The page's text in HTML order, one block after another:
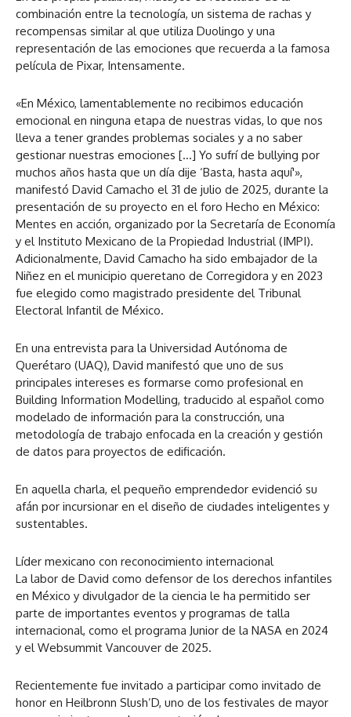
combinación entre la tecnología, un sistema de rachas y
recompensas similar al que utiliza Duolingo y una
representación de las emociones que recuerda a la famosa
película de Pixar, Intensamente.
«En México, lamentablemente no recibimos educación
emocional en ninguna etapa de nuestras vidas, lo que nos
lleva a tener grandes problemas sociales y a no saber
gestionar nuestras emociones […] Yo sufrí de bullying por
muchos años hasta que un día dije ‘Basta, hasta aquí'»,
manifestó David Camacho el 31 de julio de 2025, durante la
presentación de su proyecto en el foro Hecho en México:
Mentes en acción, organizado por la Secretaría de Economía
y el Instituto Mexicano de la Propiedad Industrial (IMPI).
Adicionalmente, David Camacho ha sido embajador de la
Niñez en el municipio queretano de Corregidora y en 2023
fue elegido como magistrado presidente del Tribunal
Electoral Infantil de México.
En una entrevista para la Universidad Autónoma de
Querétaro (UAQ), David manifestó que uno de sus
principales intereses es formarse como profesional en
Building Information Modelling, traducido al español como
modelado de información para la construcción, una
metodología de trabajo enfocada en la creación y gestión
de datos para proyectos de edificación.
En aquella charla, el pequeño emprendedor evidenció su
afán por incursionar en el diseño de ciudades inteligentes y
sustentables.
Líder mexicano con reconocimiento internacional
La labor de David como defensor de los derechos infantiles
en México y divulgador de la ciencia le ha permitido ser
parte de importantes eventos y programas de talla
internacional, como el programa Junior de la NASA en 2024
y el Websummit Vancouver de 2025.
Recientemente fue invitado a participar como invitado de
honor en Heilbronn Slush’D, uno de los festivales de mayor